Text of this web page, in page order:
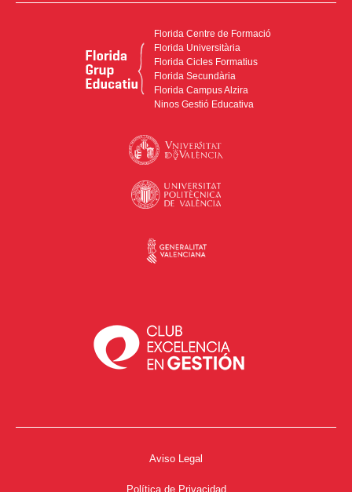
Florida Centre de Formació
Florida Universitària
Florida Cicles Formatius
Florida Secundària
Florida Campus Alzira
Ninos Gestió Educativa
Aviso Legal
Política de Privacidad